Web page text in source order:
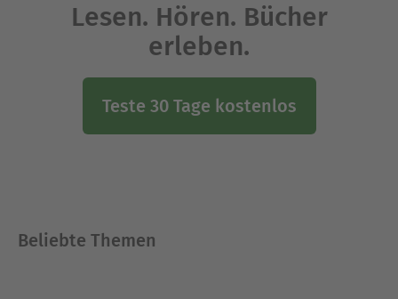
Lesen. Hören. Bücher
erleben.
Teste 30 Tage kostenlos
Beliebte Themen